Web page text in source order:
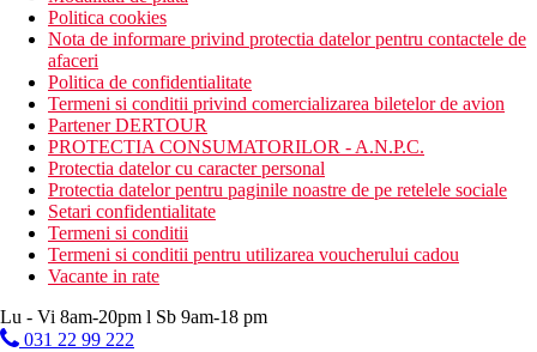
Politica cookies
Nota de informare privind protectia datelor pentru contactele de
afaceri
Politica de confidentialitate
Termeni si conditii privind comercializarea biletelor de avion
Partener DERTOUR
PROTECTIA CONSUMATORILOR - A.N.P.C.
Protectia datelor cu caracter personal
Protectia datelor pentru paginile noastre de pe retelele sociale
Setari confidentialitate
Termeni si conditii
Termeni si conditii pentru utilizarea voucherului cadou
Vacante in rate
Lu - Vi 8am-20pm l Sb 9am-18 pm
031 22 99 222